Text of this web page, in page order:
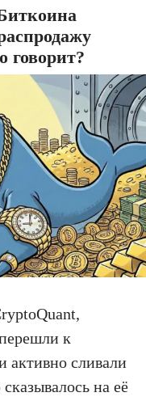
говорит?
к
активно сливали
на её